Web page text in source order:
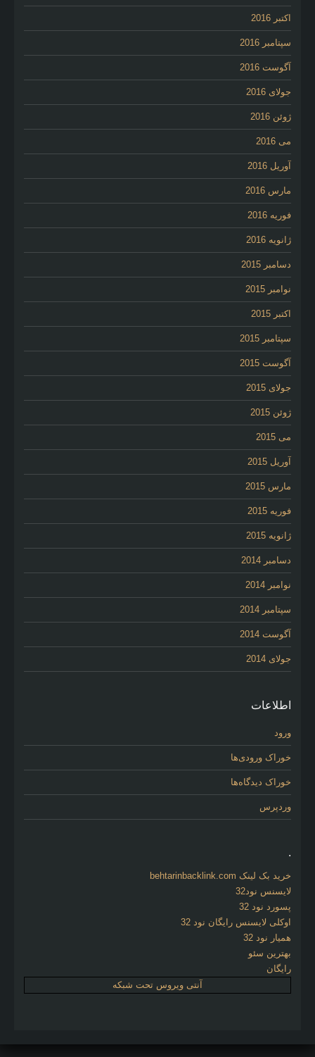
اکتبر 2016
سپتامبر 2016
آگوست 2016
جولای 2016
ژوئن 2016
می 2016
آوریل 2016
مارس 2016
فوریه 2016
ژانویه 2016
دسامبر 2015
نوامبر 2015
اکتبر 2015
سپتامبر 2015
آگوست 2015
جولای 2015
ژوئن 2015
می 2015
آوریل 2015
مارس 2015
فوریه 2015
ژانویه 2015
دسامبر 2014
نوامبر 2014
سپتامبر 2014
آگوست 2014
جولای 2014
اطلاعات
ورود
خوراک ورودی‌ها
خوراک دیدگاه‌ها
وردپرس
.
خرید بک لینک behtarinbacklink.com
لایسنس نود32
پسورد نود 32
اوکلی لایسنس رایگان نود 32
همیار نود 32
بهترین سئو
رایگان
آنتی ویروس تحت شبکه